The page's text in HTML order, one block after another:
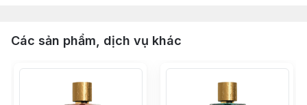
Quyến Rũ, Thanh Lịch và Nồng Nàn Dành Cho Cả Nam
Do Son Eau de Parfum là dòng nước hoa unisex thuộc
Các sản phẩm, dịch vụ khác